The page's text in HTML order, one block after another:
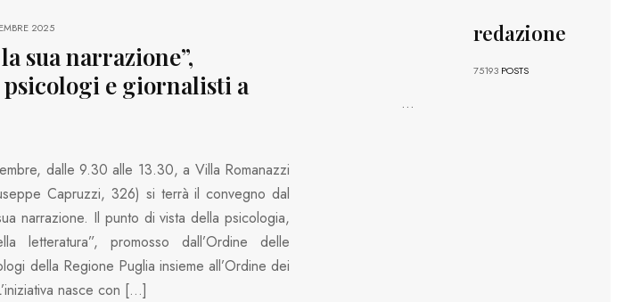
2025
sua narrazione”,
e giornalisti a
dalle 9.30 alle 13.30, a Villa Romanazzi
Capruzzi, 326) si terrà il convegno dal
narrazione. Il punto di vista della psicologia,
letteratura”, promosso dall’Ordine delle
della Regione Puglia insieme all’Ordine dei
nasce con […]
redazione
75193 POSTS
...